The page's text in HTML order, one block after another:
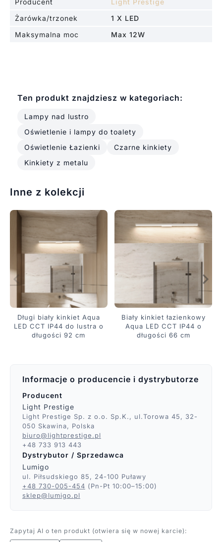
Żarówka/trzonek
1 X LED
Maksymalna moc
Max 12W
Ten produkt znajdziesz w kategoriach:
Lampy nad lustro
Oświetlenie i lampy do toalety
Oświetlenie Łazienki
Czarne kinkiety
Kinkiety z metalu
Inne z kolekcji
Długi biały kinkiet Aqua
LED CCT IP44 do lustra o
długości 92 cm
Biały kinkiet łazienkowy
Aqua LED CCT IP44 o
długości 66 cm
Informacje o producencie i dystrybutorze
Producent
Light Prestige
Light Prestige Sp. z o.o. Sp.K., ul.Torowa 45, 32-
050 Skawina, Polska
biuro@lightprestige.pl
+48 733 913 443
Dystrybutor / Sprzedawca
Lumigo
ul. Piłsudskiego 85, 24-100 Puławy
+48 730-005-454 (Pn-Pt 10:00–15:00)
sklep@lumigo.pl
Zapytaj AI o ten produkt (otwiera się w nowej karcie):